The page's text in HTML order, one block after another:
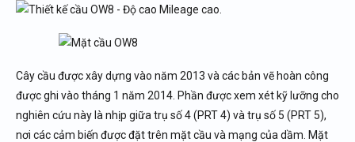
Cây cầu được xây dựng vào năm 2013 và các bản vẽ hoàn công
được ghi vào tháng 1 năm 2014. Phần được xem xét kỹ lưỡng cho
nghiên cứu này là nhịp giữa trụ số 4 (PRT 4) và trụ số 5 (PRT 5),
nơi các cảm biến được đặt trên mặt cầu và mạng của dầm. Mặt